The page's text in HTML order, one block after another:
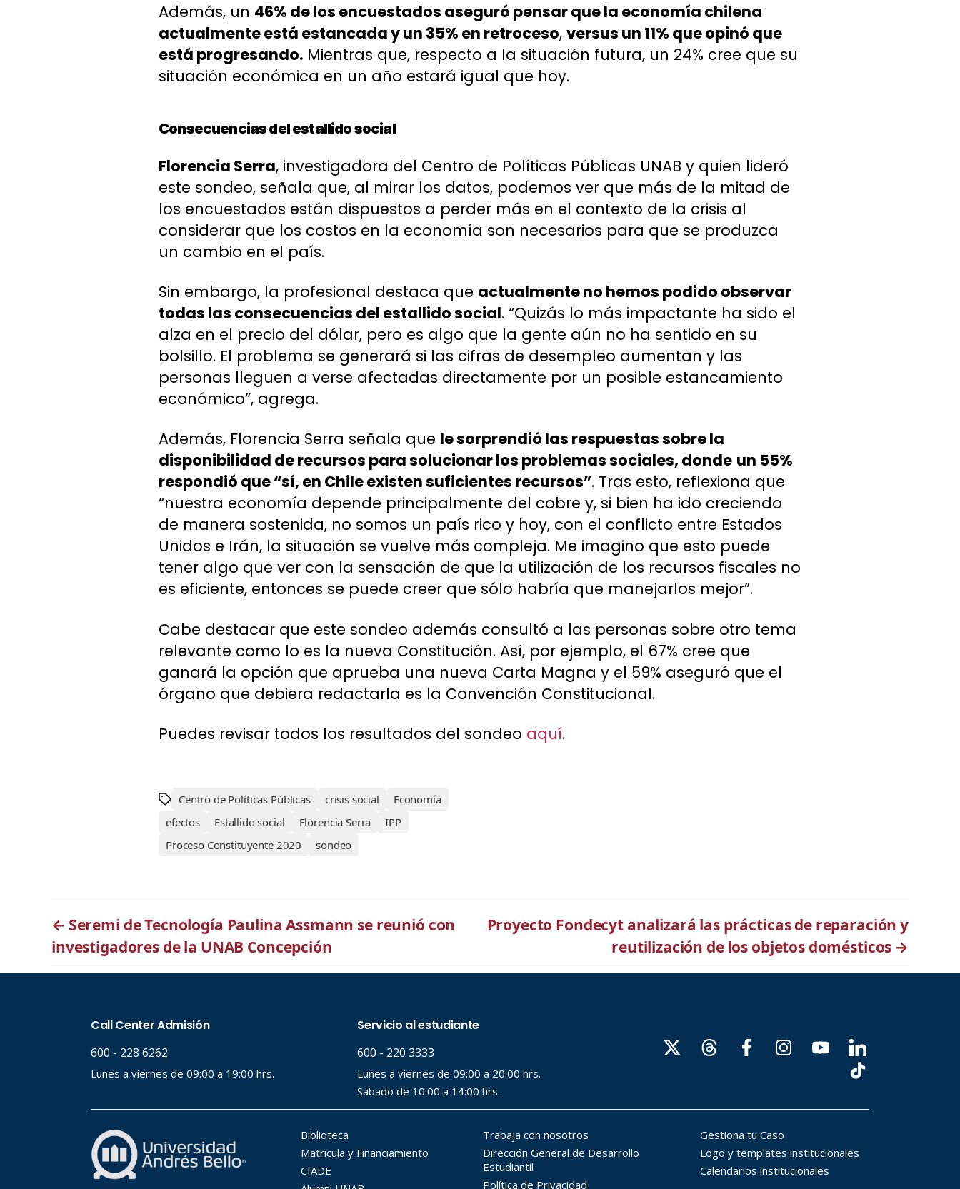
Además, un 46% de los encuestados aseguró pensar que la economía chilena
actualmente está estancada y un 35% en retroceso, versus un 11% que opinó que
está progresando. Mientras que, respecto a la situación futura, un 24% cree que su
situación económica en un año estará igual que hoy.
Consecuencias del estallido social
Florencia Serra, investigadora del Centro de Políticas Públicas UNAB y quien lideró
este sondeo, señala que, al mirar los datos, podemos ver que más de la mitad de
los encuestados están dispuestos a perder más en el contexto de la crisis al
considerar que los costos en la economía son necesarios para que se produzca
un cambio en el país.
Sin embargo, la profesional destaca que actualmente no hemos podido observar
todas las consecuencias del estallido social. “Quizás lo más impactante ha sido el
alza en el precio del dólar, pero es algo que la gente aún no ha sentido en su
bolsillo. El problema se generará si las cifras de desempleo aumentan y las
personas lleguen a verse afectadas directamente por un posible estancamiento
económico”, agrega.
Además, Florencia Serra señala que le sorprendió las respuestas sobre la
disponibilidad de recursos para solucionar los problemas sociales, donde un 55%
respondió que “sí, en Chile existen suficientes recursos”. Tras esto, reflexiona que
“nuestra economía depende principalmente del cobre y, si bien ha ido creciendo
de manera sostenida, no somos un país rico y hoy, con el conflicto entre Estados
Unidos e Irán, la situación se vuelve más compleja. Me imagino que esto puede
tener algo que ver con la sensación de que la utilización de los recursos fiscales no
es eficiente, entonces se puede creer que sólo habría que manejarlos mejor”.
Cabe destacar que este sondeo además consultó a las personas sobre otro tema
relevante como lo es la nueva Constitución. Así, por ejemplo, el 67% cree que
ganará la opción que aprueba una nueva Carta Magna y el 59% aseguró que el
órgano que debiera redactarla es la Convención Constitucional.
Puedes revisar todos los resultados del sondeo aquí.
Centro de Políticas Públicas crisis social
Economía
efectos
Estallido social Florencia Serra
IPP
Proceso Constituyente 2020
sondeo
← Seremi de Tecnología Paulina Assmann se reunió con
investigadores de la UNAB Concepción
Proyecto Fondecyt analizará las prácticas de reparación y
reutilización de los objetos domésticos →